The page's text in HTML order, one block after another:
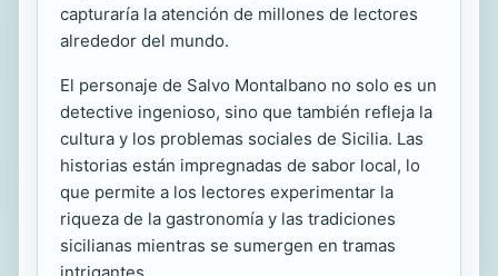
capturaría la atención de millones de lectores
alrededor del mundo.
El personaje de Salvo Montalbano no solo es un
detective ingenioso, sino que también refleja la
cultura y los problemas sociales de Sicilia. Las
historias están impregnadas de sabor local, lo
que permite a los lectores experimentar la
riqueza de la gastronomía y las tradiciones
sicilianas mientras se sumergen en tramas